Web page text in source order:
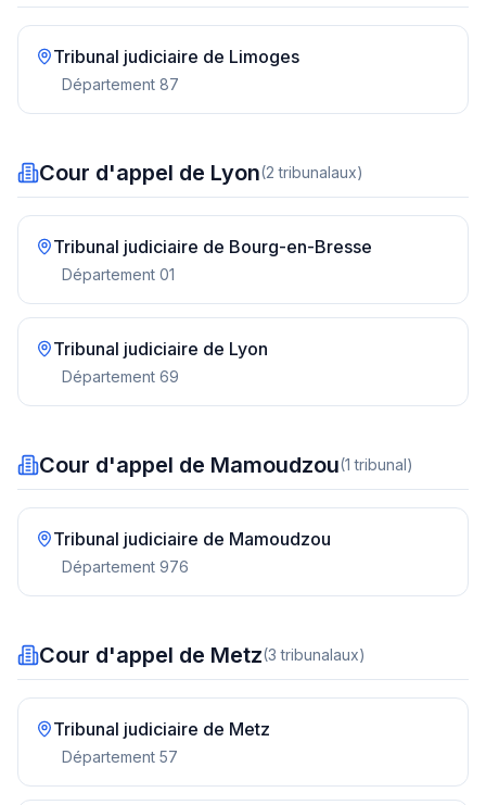
Tribunal judiciaire de Limoges
Département 87
Cour d'appel de Lyon(2 tribunalaux)
Tribunal judiciaire de Bourg-en-Bresse
Département 01
Tribunal judiciaire de Lyon
Département 69
Cour d'appel de Mamoudzou(1 tribunal)
Tribunal judiciaire de Mamoudzou
Département 976
Cour d'appel de Metz(3 tribunalaux)
Tribunal judiciaire de Metz
Département 57